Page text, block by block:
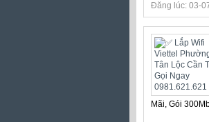
Đăng lúc: 03-
Mãi, Gói